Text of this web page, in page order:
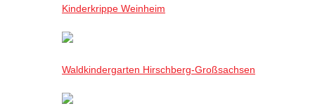
Kinderkrippe Weinheim
Waldkindergarten Hirschberg-Großsachsen